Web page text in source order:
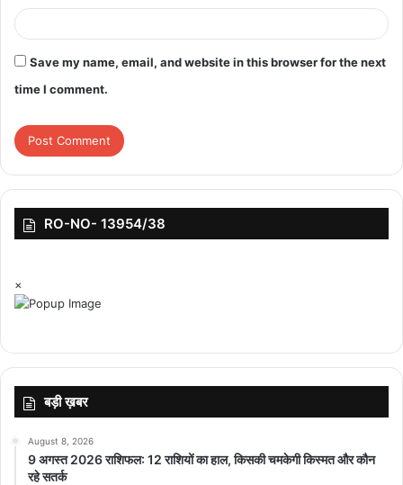
Save my name, email, and website in this browser for the next
time I comment.
RO-NO- 13954/38
×
बड़ी ख़बर
August 8, 2026
9 अगस्त 2026 राशिफल: 12 राशियों का हाल, किसकी चमकेगी किस्मत और कौन
रहे सतर्क